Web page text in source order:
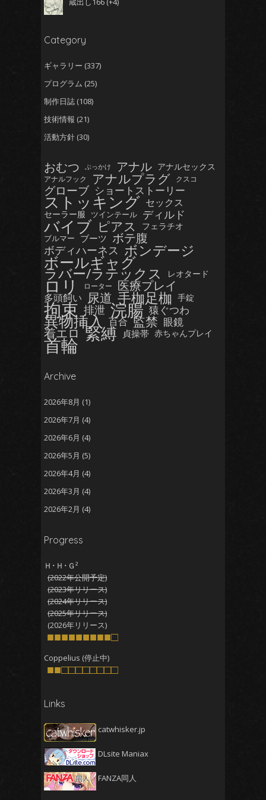
Category
ギャラリー (337)
プログラム (25)
制作日誌 (108)
技術情報 (21)
活動方針 (30)
おむつ ぶっかけ アナル アナルセックス
アナルフック アナルプラグ クスコ
グローブ ショートストーリー
ストッキング セックス
セーラー服 ツインテール ディルド
バイブ ピアス フェラチオ
ブルマー ブーツ ボテ腹
ボディハーネス ボンデージ
ボールギャグ
ラバー/ラテックス レオタード
ロリ ローター 医療プレイ
多頭飼い 尿道 手枷足枷 手錠
拘束 排泄 浣腸 猿ぐつわ
異物挿入 百合 監禁 眼鏡
着エロ 緊縛 貞操帯 赤ちゃんプレイ
首輪
Archive
2026年8月 (1)
2026年7月 (4)
2026年6月 (4)
2026年5月 (5)
2026年4月 (4)
2026年3月 (4)
2026年2月 (4)
2025年12月
2025年11月
2025年10月(4)
2025年9月 (4)
2025年8月(5)
2025年7月(4)
(4)
2025年5月(5)
2025年3月
2025年2月(4)
2025年1月(5)
2024年12月(5)
2024年11月(5)
Progress
Ｈ･Ｈ･Ｇ²
(2022年公開予定)
(2023年リリース)
(2024年リリース)
(2025年リリース)
(2026年リリース)
■■■■■■■■■□
Coppelius (停止中)
■■□□□□□□□□
Links
catwhisker.jp
DLsite Maniax
FANZA同人